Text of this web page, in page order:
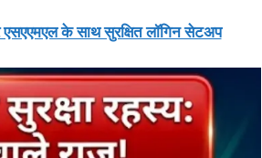
के साथ सुरक्षित लॉगिन सेटअप